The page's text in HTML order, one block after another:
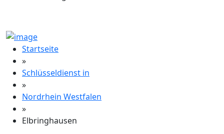
Startseite
»
Schlüsseldienst in
»
Nordrhein Westfalen
»
Elbringhausen